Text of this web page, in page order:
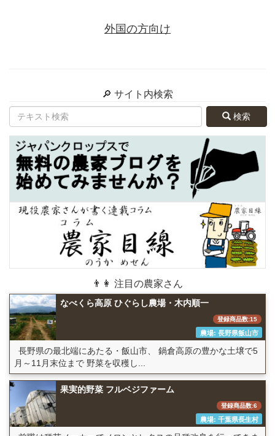
外国の方向け
🔎 サイト内検索
検索
👨👩 注目の農家さん
なべくら高原 ひぐらし農場・木内順一
登録商品数:15
農場: 長野県飯山市
長野県の最北端にあたる・飯山市、 鍋倉高原の豊かな土壌で5
月～11月末位まで 野菜を収穫し...
果実的野菜 フルベジファーム
登録商品数:6
農場: 千葉県長生村